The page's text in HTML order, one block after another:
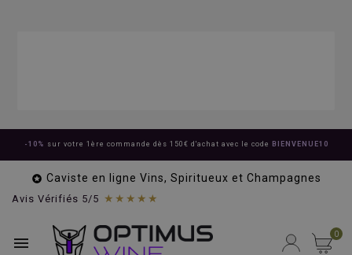
-10% sur votre 1ère commande dès 150€ d'achat avec le code BIENVENUE10
 Caviste en ligne Vins, Spiritueux et Champagnes
Avis Vérifiés 5/5 ★★★★★
 0